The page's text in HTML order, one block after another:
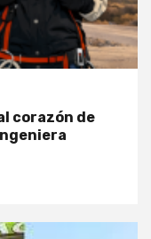
corazón de